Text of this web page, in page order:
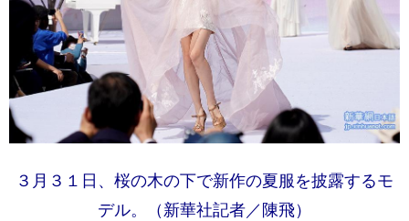
３月３１日、桜の木の下で新作の夏服を披露するモ
デル。（新華社記者／陳飛）